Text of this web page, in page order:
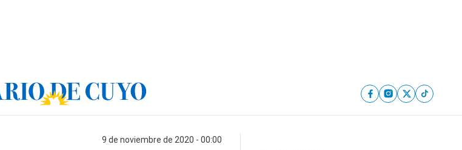
9 de noviembre de 2020 - 00:00